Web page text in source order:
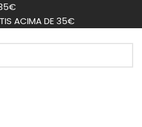
ACIMA DE 35€